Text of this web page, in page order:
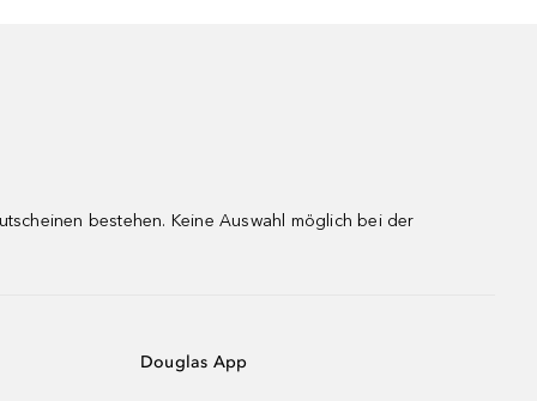
bestehen. Keine Auswahl möglich bei der
Douglas App